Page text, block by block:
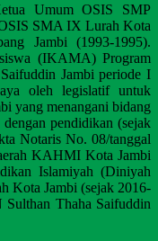
Umum OSIS SMP
SMA IX Lurah Kota
Jambi (1993-1995).
(IKAMA) Program
Jambi periode I
oleh legislatif untuk
yang menangani bidang
pendidikan (sejak
Notaris No. 08/tanggal
KAHMI Kota Jambi
Islamiyah (Diniyah
Kota Jambi (sejak 2016-
Thaha Saifuddin